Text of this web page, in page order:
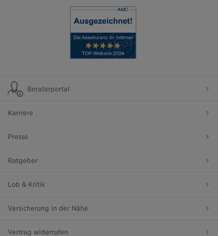
Beraterportal
Karriere
Presse
Ratgeber
Lob & Kritik
Versicherung in der Nähe
Vertrag widerrufen